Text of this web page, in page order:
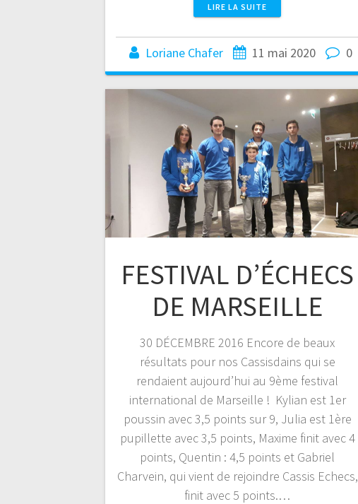
LIRE LA SUITE
Loriane Chafer 11 mai 2020 0
FESTIVAL D’ÉCHECS
DE MARSEILLE
30 DÉCEMBRE 2016 Encore de beaux
résultats pour nos Cassisdains qui se
rendaient aujourd’hui au 9ème festival
international de Marseille ! Kylian est 1er
poussin avec 3,5 points sur 9, Julia est 1ère
pupillette avec 3,5 points, Maxime finit avec 4
points, Quentin : 4,5 points et Gabriel
Charvein, qui vient de rejoindre Cassis Echecs,
finit avec 5 points.…